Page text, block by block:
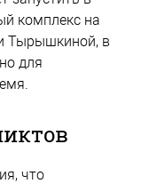
комплекс на
Тырышкиной, в
для
что